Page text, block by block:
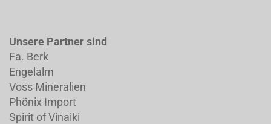
Unsere Partner sind
Fa. Berk
Engelalm
Voss Mineralien
Phönix Import
Spirit of Vinaiki